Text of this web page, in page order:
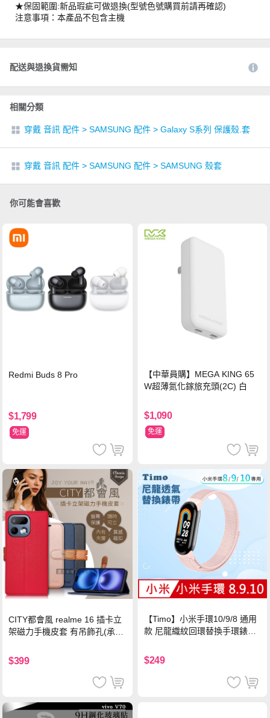
★保固範圍:新品瑕疵可做退換(型號色號購買前請再確認)
注意事項：本產品不包含主機
配送與退換貨需知
相關分類
穿戴 音訊 配件 > SAMSUNG 配件 > Galaxy S系列 保護殼.套
穿戴 音訊 配件 > SAMSUNG 配件 > SAMSUNG 殼套
你可能會喜歡
Redmi Buds 8 Pro
$1,799
免運
【中華員購】MEGA KING 65
W超薄氮化鎵旅充頭(2C) 白
$1,090
免運
CITY都會風 realme 16 插卡立
架磁力手機皮套 有吊飾孔(承諾
$399
【Timo】小米手環10/9/8 通用
款 尼龍織紋回環替換手環錶帶-
$249